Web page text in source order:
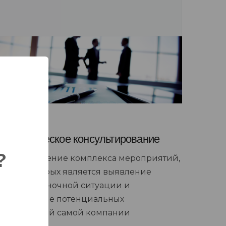
Стратегическое консультирование
комплекса мероприятий,
целью которых является выявление
текущей рыночной ситуации и
определение потенциальных
потребностей самой компании